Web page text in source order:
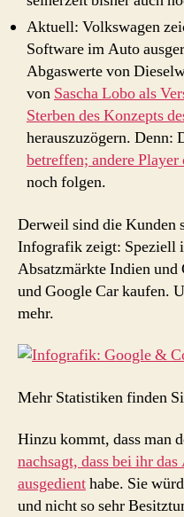
Aktuell: Volkswagen
Software im Auto
Abgaswerte von
von Sascha Lobo als
Sterben des Konzepts
herauszuzögern. Denn:
betreffen; andere Player
noch folgen.
Derweil sind die Kunden
Infografik zeigt: Speziell
Absatzmärkte Indien und
und Google Car kaufen.
mehr.
Mehr Statistiken finden
Hinzu kommt, dass man
nachsagt, dass bei ihr
ausgedienthabe. Sie
und nicht so sehr